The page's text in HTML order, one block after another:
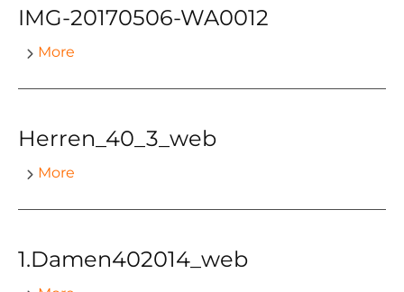
IMG-20170506-WA0012
More
Herren_40_3_web
More
1.Damen402014_web